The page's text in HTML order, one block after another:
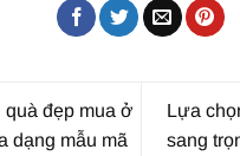
quà đẹp mua ở
dạng mẫu mã
Lựa
sang